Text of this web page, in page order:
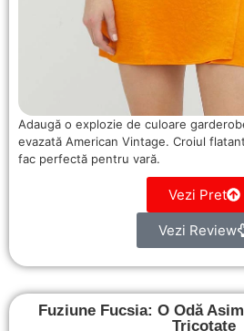
Adaugă o explozie de culoare
evazată American Vintage. Croiul
fac perfectă pentru vară.
Vezi Pret
Vezi Review
Fuziune Fucsia: O Odă
Tricotate